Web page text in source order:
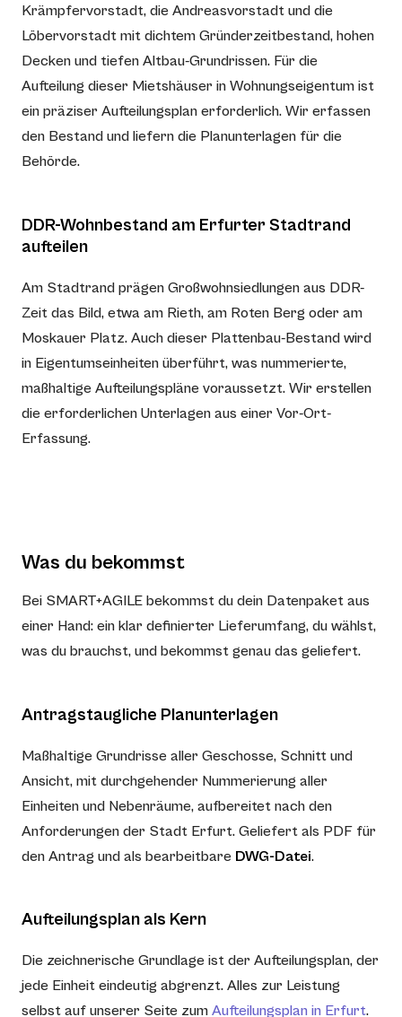
Krämpfervorstadt, die Andreasvorstadt und die
Löbervorstadt mit dichtem Gründerzeitbestand, hohen
Decken und tiefen Altbau-Grundrissen. Für die
Aufteilung dieser Mietshäuser in Wohnungseigentum ist
ein präziser Aufteilungsplan erforderlich. Wir erfassen
den Bestand und liefern die Planunterlagen für die
Behörde.
DDR-Wohnbestand am Erfurter Stadtrand
aufteilen
Am Stadtrand prägen Großwohnsiedlungen aus DDR-
Zeit das Bild, etwa am Rieth, am Roten Berg oder am
Moskauer Platz. Auch dieser Plattenbau-Bestand wird
in Eigentumseinheiten überführt, was nummerierte,
maßhaltige Aufteilungspläne voraussetzt. Wir erstellen
die erforderlichen Unterlagen aus einer Vor-Ort-
Erfassung.
Was du bekommst
Bei SMART+AGILE bekommst du dein Datenpaket aus
einer Hand: ein klar definierter Lieferumfang, du wählst,
was du brauchst, und bekommst genau das geliefert.
Antragstaugliche Planunterlagen
Maßhaltige Grundrisse aller Geschosse, Schnitt und
Ansicht, mit durchgehender Nummerierung aller
Einheiten und Nebenräume, aufbereitet nach den
Anforderungen der Stadt Erfurt. Geliefert als PDF für
den Antrag und als bearbeitbare DWG-Datei.
Aufteilungsplan als Kern
Die zeichnerische Grundlage ist der Aufteilungsplan, der
jede Einheit eindeutig abgrenzt. Alles zur Leistung
selbst auf unserer Seite zum Aufteilungsplan in Erfurt.